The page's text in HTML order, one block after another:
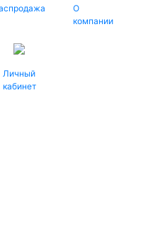
О
компании
Личный
кабинет